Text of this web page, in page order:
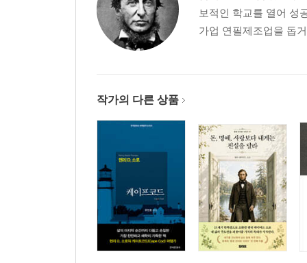
보적인 학교를 열어 성
가업 연필제조업을 돕
작가의 다른 상품